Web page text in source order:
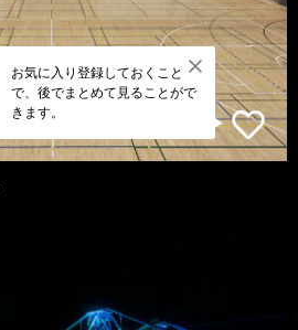
お気に入り登録しておくこと
で、後でまとめて見ることがで
きます。